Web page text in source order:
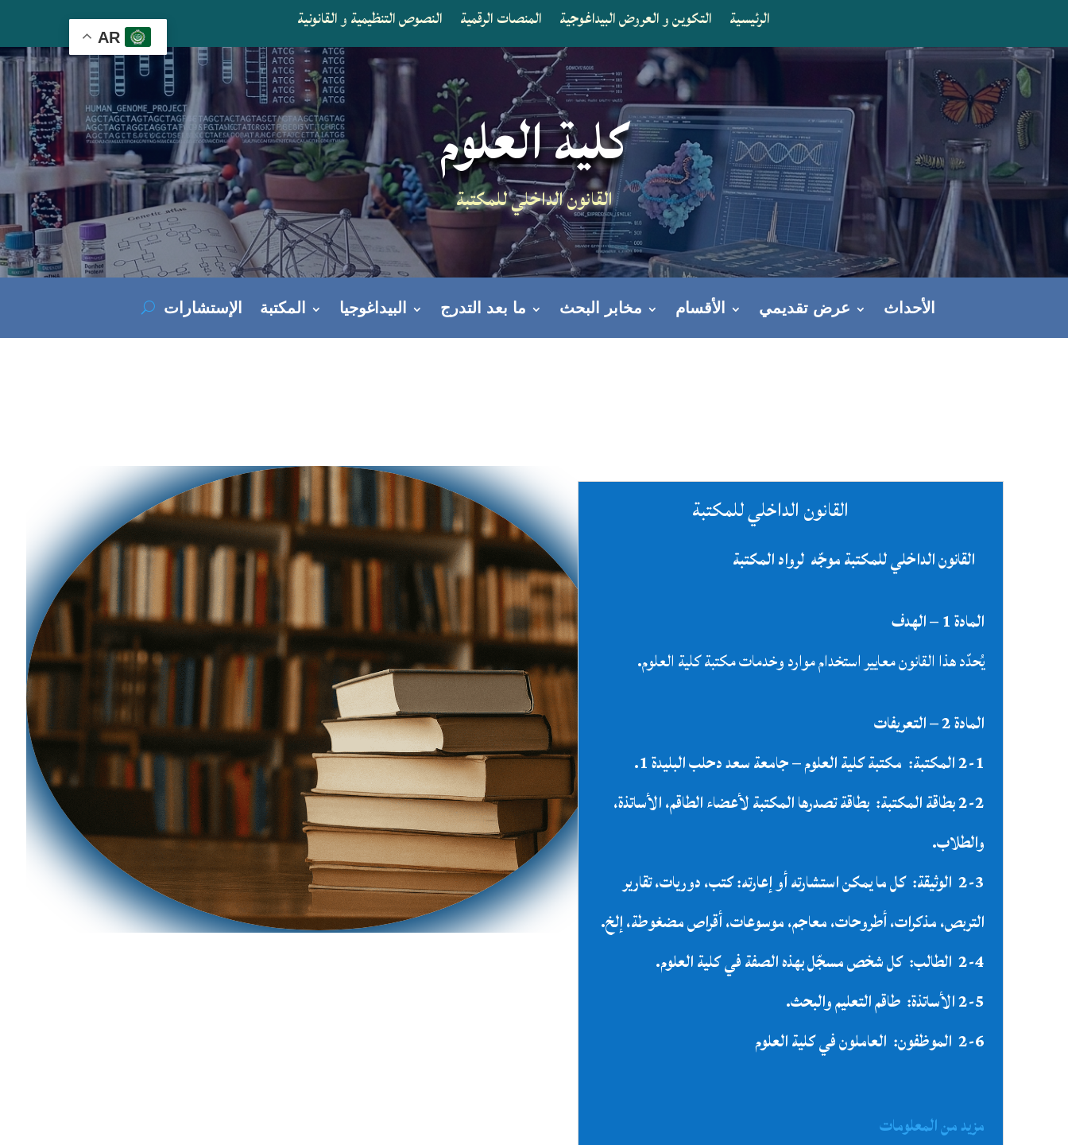
AR
الرئيسية التكوين و العروض البيداغوجية المنصات الرقمية النصوص التنظيمية و القانونية
كلية العلوم
القانون الداخلي للمكتبة
الأحداث عرض تقديمي الأقسام مخابر البحث ما بعد التدرج البيداغوجيا المكتبة الإستشارات
القانون الداخلي للمكتبة
القانون الداخلي للمكتبةموجّه لروادالمكتبة
المادة 1 –الهدف
يُحدّد هذا القانون معايير استخدام موارد وخدمات مكتبة كلية العلوم.
المادة 2 – التعريفات
2-1المكتبة: مكتبةكليةالعلوم– جامعةسعددحلبالبليدة
2-2بطاقةالمكتبة: بطاقةتصدرهاالمكتبةلأعضاءالطاقم،الأساتذة،
والطلاب.
2-3 الوثيقة: كلمايمكناستشارتهأوإعارته: كتب،دوريات،تقارير
التربص،مذكرات،أطروحات،معاجم،موسوعات،أقراصمضغوطة،إلخ.
2-4 الطالب: كلشخصمسجّلبهذهالصفةفيكليةالعلوم.
2-5 الأساتذة:
طاقمالتعليموالبحث.
2-6 الموظفون: العاملونفيكليةالعلوم
مزيد من المعلومات